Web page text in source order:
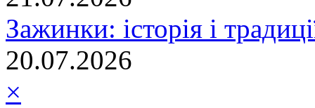
Зажинки: історія і
20.07.2026
×